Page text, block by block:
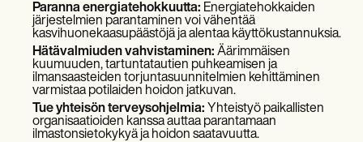
Paranna energiatehokkuutta: Energiatehokkaiden
järjestelmien parantaminen voi vähentää
kasvihuonekaasupäästöjä ja alentaa käyttökustannuksia.
Hätävalmiuden vahvistaminen: Äärimmäisen
kuumuuden, tartuntatautien puhkeamisen ja
ilmansaasteiden torjuntasuunnitelmien kehittäminen
varmistaa potilaiden hoidon jatkuvan.
Tue yhteisön terveysohjelmia: Yhteistyö paikallisten
organisaatioiden kanssa auttaa parantamaan
ilmastonsietokykyä ja hoidon saatavuutta.